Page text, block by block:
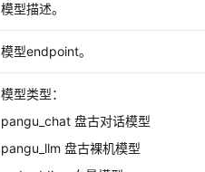
模型描述。
模型endpoint。
模型类型：
pangu_chat 盘古对话模型
pangu_llm 盘古裸机模型